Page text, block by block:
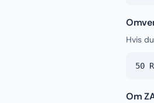
Hvis
50
Om